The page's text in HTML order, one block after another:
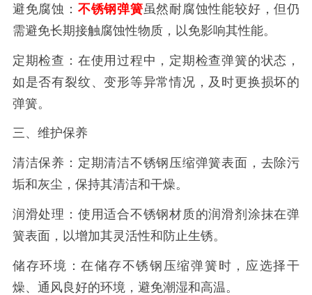
避免腐蚀： 不锈钢弹簧虽然耐腐蚀性能较好，但仍
需避免长期接触腐蚀性物质，以免影响其性能。
定期检查：在使用过程中，定期检查弹簧的状态，
如是否有裂纹、变形等异常情况，及时更换损坏的
弹簧。
三、维护保养
清洁保养：定期清洁不锈钢压缩弹簧表面，去除污
垢和灰尘，保持其清洁和干燥。
润滑处理：使用适合不锈钢材质的润滑剂涂抹在弹
簧表面，以增加其灵活性和防止生锈。
储存环境：在储存不锈钢压缩弹簧时，应选择干
燥、通风良好的环境，避免潮湿和高温。